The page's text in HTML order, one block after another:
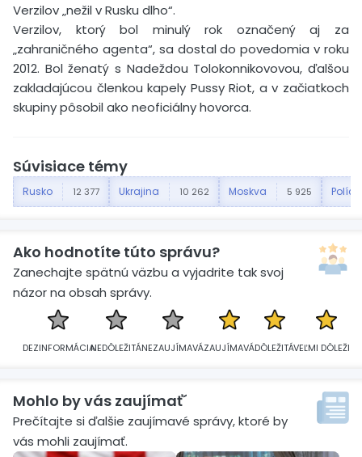
Verzilov „nežil v Rusku dlho“.
Verzilov, ktorý bol minulý rok označený aj za
„zahraničného agenta“, sa dostal do povedomia v roku
2012. Bol ženatý s Nadeždou Tolokonnikovovou, ďalšou
zakladajúcou členkou kapely Pussy Riot, a v začiatkoch
skupiny pôsobil ako neoficiálny hovorca.
Súvisiace témy
Rusko 12 377 Ukrajina 10 262 Moskva 5 925
Ako hodnotíte túto správu?
Zanechajte spätnú väzbu a vyjadrite tak svoj
názor na obsah správy.
DEZINFORMÁCIANEDÔLEŽITÁNEZAUJÍMAVÁZAUJÍMAVÁDÔLEŽITÁVEĽMI DÔLEŽITÁ
Mohlo by vás zaujímať´
Prečítajte si ďalšie zaujímavé správy, ktoré by
vás mohli zaujímať.